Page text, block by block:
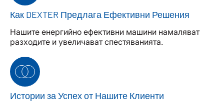
Как DEXTER Предлага Ефективни Решения
Нашите енергийно ефективни машини намаляват
разходите и увеличават спестяванията.
Истории за Успех от Нашите Клиенти